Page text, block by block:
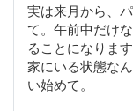
実は来月から、
て。午前中だけ
ることになりま
家にいる状態な
い始めて。